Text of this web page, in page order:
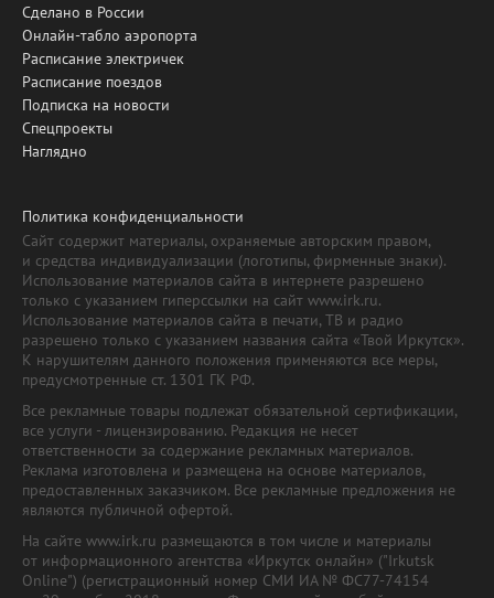
Сделано в России
Онлайн-табло аэропорта
Расписание электричек
Расписание поездов
Подписка на новости
Спецпроекты
Наглядно
Политика конфиденциальности
Сайт содержит материалы, охраняемые авторским правом,
и средства индивидуализации (логотипы, фирменные знаки).
Использование материалов сайта в интернете разрешено
только с указанием гиперссылки на сайт www.irk.ru.
Использование материалов сайта в печати, ТВ и радио
разрешено только с указанием названия сайта «Твой Иркутск».
К нарушителям данного положения применяются все меры,
предусмотренные ст. 1301 ГК РФ.
Все рекламные товары подлежат обязательной сертификации,
все услуги - лицензированию. Редакция не несет
ответственности за содержание рекламных материалов.
Реклама изготовлена и размещена на основе материалов,
предоставленных заказчиком. Все рекламные предложения не
являются публичной офертой.
На сайте www.irk.ru размещаются в том числе и материалы
от информационного агентства «Иркутск онлайн» ("Irkutsk
Online") (регистрационный номер СМИ ИА № ФС77-74154